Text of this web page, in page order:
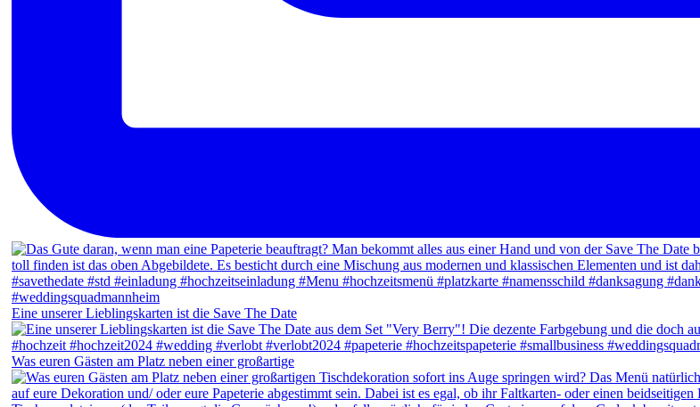
Eine unserer Lieblingskarten ist die Save The Date
Was euren Gästen am Platz neben einer großartige